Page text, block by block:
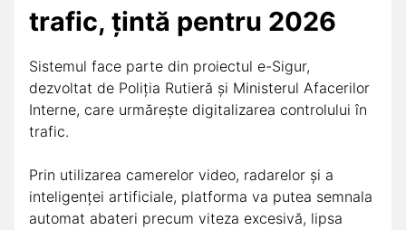
trafic, țintă pentru 2026
Sistemul face parte din proiectul e-Sigur,
dezvoltat de Poliția Rutieră și Ministerul Afacerilor
Interne, care urmărește digitalizarea controlului în
trafic.
Prin utilizarea camerelor video, radarelor și a
inteligenței artificiale, platforma va putea semnala
automat abateri precum viteza excesivă, lipsa